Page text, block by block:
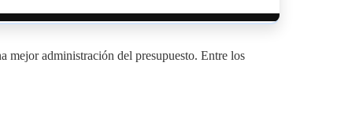
mejor administración del presupuesto. Entre los